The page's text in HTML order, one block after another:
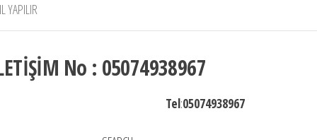
YAPILIR
No : 05074938967
Tel:05074938967